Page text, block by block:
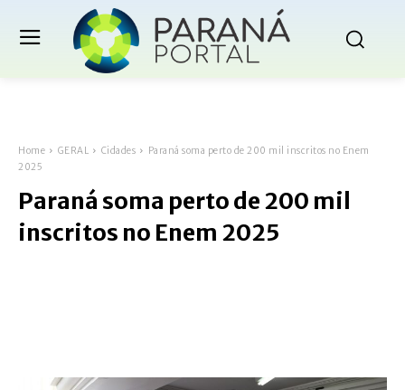
Home GERAL Cidades
Paraná soma perto de 200 mil inscritos no Enem
2025
Paraná soma perto de 200 mil
inscritos no Enem 2025